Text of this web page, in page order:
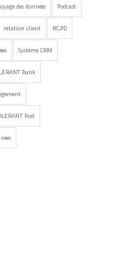
des données Podcast
relation client RGPD
Système CRM
Bank
Post